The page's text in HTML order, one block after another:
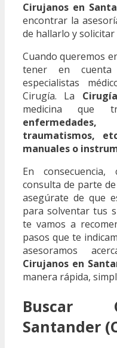
Cirujanos en
encontrar la
de hallarlo y solicitar
Cuando queremos
tener en
especialistas
Cirugía. La Cirugía
medicina que
traumatismos,
manuales o
En
consulta de parte
asegúrate de que
para solventar tus
te vamos a
pasos que te
asesoramos
Cirujanos en
manera rápida,
Buscar
Santander